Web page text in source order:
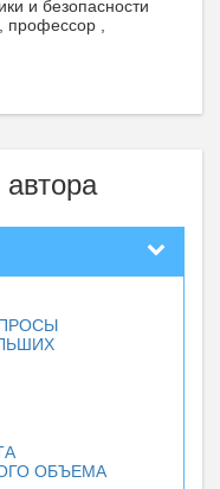
и безопасности
,
ОБЪЕМА